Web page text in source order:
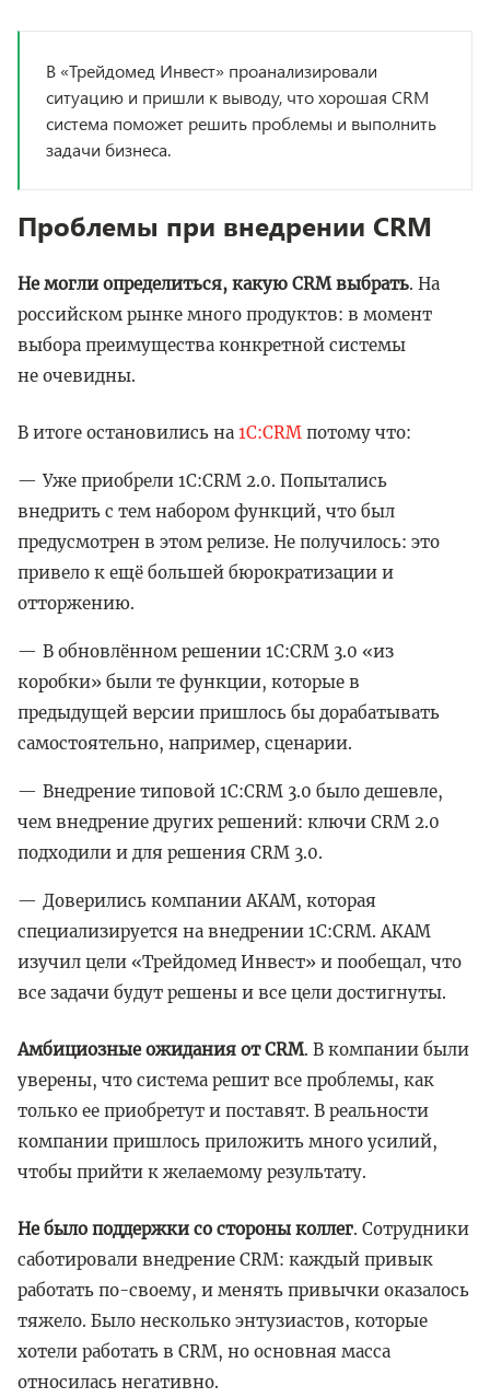
В «Трейдомед Инвест» проанализировали
ситуацию и пришли к выводу, что хорошая CRM
система поможет решить проблемы и выполнить
задачи бизнеса.
Проблемы при внедрении CRM
Не могли определиться, какую CRM выбрать. На
российском рынке много продуктов: в момент
выбора преимущества конкретной системы
не очевидны.
В итоге остановились на 1С:CRM потому что:
Уже приобрели 1С:CRM 2.0. Попытались
внедрить с тем набором функций, что был
предусмотрен в этом релизе. Не получилось: это
привело к ещё большей бюрократизации и
отторжению.
В обновлённом решении 1C:CRM 3.0 «из
коробки» были те функции, которые в
предыдущей версии пришлось бы дорабатывать
самостоятельно, например, сценарии.
Внедрение типовой 1С:CRM 3.0 было дешевле,
чем внедрение других решений: ключи CRM 2.0
подходили и для решения CRM 3.0.
Доверились компании АКАМ, которая
специализируется на внедрении 1C:CRM. АКАМ
изучил цели «Трейдомед Инвест» и пообещал, что
все задачи будут решены и все цели достигнуты.
Амбициозные ожидания от CRM. В компании были
уверены, что система решит все проблемы, как
только ее приобретут и поставят. В реальности
компании пришлось приложить много усилий,
чтобы прийти к желаемому результату.
Не было поддержки со стороны коллег. Сотрудники
саботировали внедрение CRM: каждый привык
работать по-своему, и менять привычки оказалось
тяжело. Было несколько энтузиастов, которые
хотели работать в CRM, но основная масса
относилась негативно.